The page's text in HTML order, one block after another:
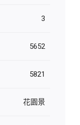
3
5652
5821
花園景